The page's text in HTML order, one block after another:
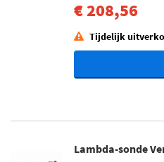
€ 208,56
Tijdelijk
Lambda-sonde